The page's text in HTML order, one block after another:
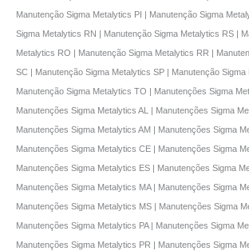
Manutenção Sigma Metalytics PI | Manutenção Sigma
Sigma Metalytics RN | Manutenção Sigma Metalytics RS |
Metalytics RO | Manutenção Sigma Metalytics RR |
SC | Manutenção Sigma Metalytics SP | Manutenção Sigma
Manutenção Sigma Metalytics TO | Manutenções Sigma
Manutenções Sigma Metalytics AL | Manutenções Sigma
Manutenções Sigma Metalytics AM | Manutenções Sigma
Manutenções Sigma Metalytics CE | Manutenções Sigma
Manutenções Sigma Metalytics ES | Manutenções Sigma
Manutenções Sigma Metalytics MA | Manutenções Sigma
Manutenções Sigma Metalytics MS | Manutenções Sigma
Manutenções Sigma Metalytics PA | Manutenções Sigma
Manutenções Sigma Metalytics PR | Manutenções Sigma